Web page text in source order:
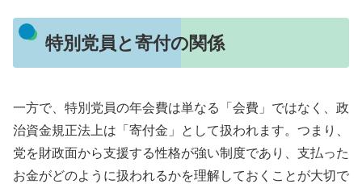
特別党員と寄付の関係
一方で、特別党員の年会費は単なる「会費」ではなく、政
治資金規正法上は「寄付金」として扱われます。つまり、
党を財政面から支援する性格が強い制度であり、支払った
お金がどのように扱われるかを理解しておくことが大切で